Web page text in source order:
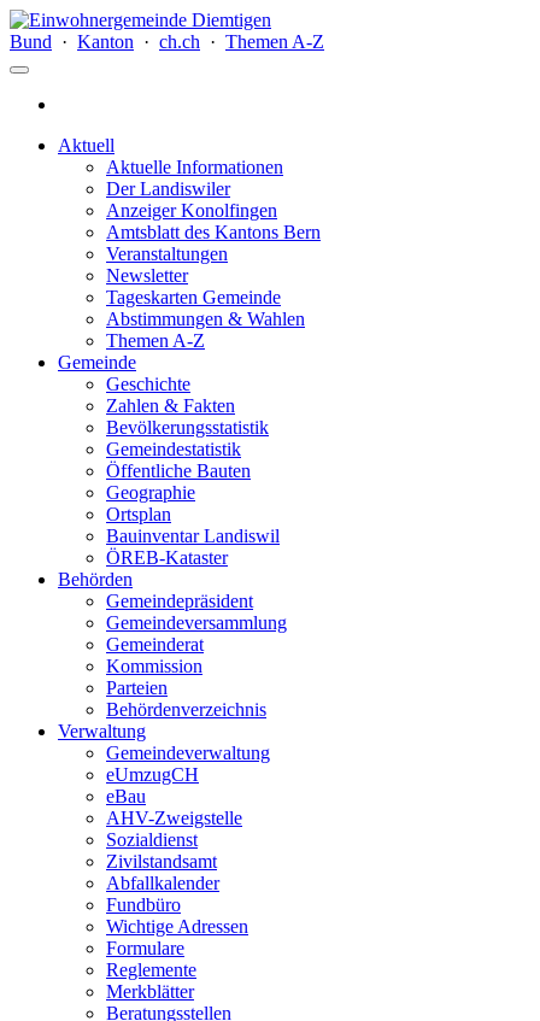
Bund · Kanton · ch.ch · Themen A-Z
Aktuell
Aktuelle Informationen
Der Landiswiler
Anzeiger Konolfingen
Amtsblatt des Kantons Bern
Veranstaltungen
Newsletter
Tageskarten Gemeinde
Abstimmungen & Wahlen
Themen A-Z
Gemeinde
Geschichte
Zahlen & Fakten
Bevölkerungsstatistik
Gemeindestatistik
Öffentliche Bauten
Geographie
Ortsplan
Bauinventar Landiswil
ÖREB-Kataster
Behörden
Gemeindepräsident
Gemeindeversammlung
Gemeinderat
Kommission
Parteien
Behördenverzeichnis
Verwaltung
Gemeindeverwaltung
eUmzugCH
eBau
AHV-Zweigstelle
Sozialdienst
Zivilstandsamt
Abfallkalender
Fundbüro
Wichtige Adressen
Formulare
Reglemente
Merkblätter
Beratungsstellen